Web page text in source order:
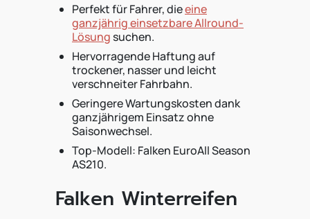
Perfekt für Fahrer, dieeine
ganzjährig einsetzbare Allround-
Lösungsuchen.
Hervorragende Haftung auf
trockener, nasser und leicht
verschneiter Fahrbahn.
Geringere Wartungskosten dank
ganzjährigem Einsatz ohne
Saisonwechsel.
Top-Modell: Falken EuroAll Season
AS210.
Falken Winterreifen